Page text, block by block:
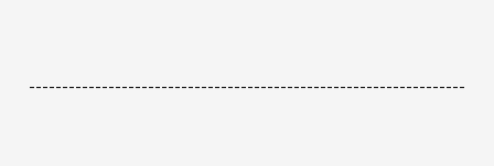
------------------------------------------------------------------